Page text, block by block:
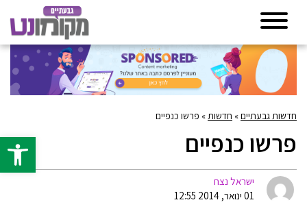
פתח
חדשות גבעתיים» חדשות » פרשו כנפיים
פרשו כנפיים
ישראל נצח
01 ינואר, 2014 12:55